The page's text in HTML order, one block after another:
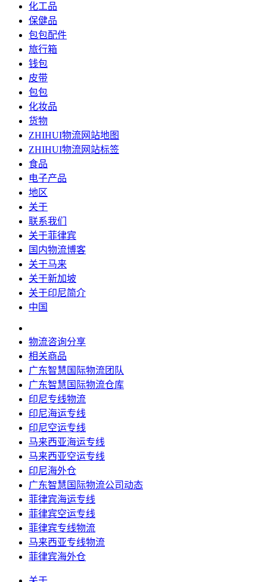
化工品
保健品
包包配件
旅行箱
钱包
皮带
包包
化妆品
货物
ZHIHUI物流网站地图
ZHIHUI物流网站标签
食品
电子产品
地区
关于
联系我们
关于菲律宾
国内物流博客
关于马来
关于新加坡
关于印尼简介
中国
物流咨询分享
相关商品
广东智慧国际物流团队
广东智慧国际物流仓库
印尼专线物流
印尼海运专线
印尼空运专线
马来西亚海运专线
马来西亚空运专线
印尼海外仓
广东智慧国际物流公司动态
菲律宾海运专线
菲律宾空运专线
菲律宾专线物流
马来西亚专线物流
菲律宾海外仓